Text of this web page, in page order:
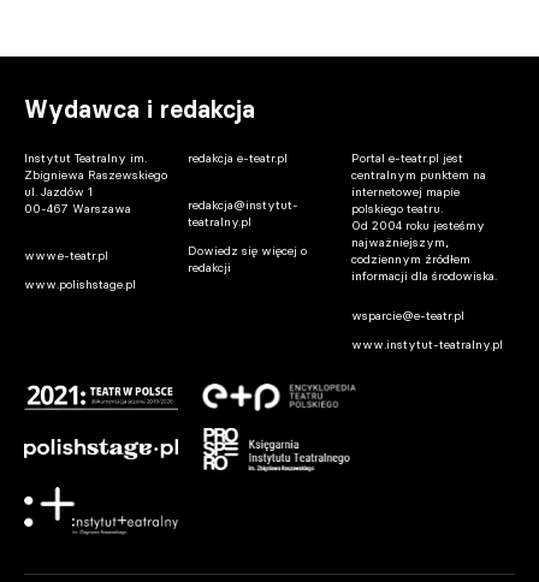
Warszawa. Premiera spektaklu „Osiecka”
w reż. Ewy Telegi w Teatrze Ateneum w
październiku
06.08.2026 12:00
Warszawa. Oświadczenie Joanny Zdrady
Wydawca i redakcja
Instytut Teatralny im.
Zbigniewa Raszewskiego
ul. Jazdów 1
00-467 Warszawa
www.e-teatr.pl
www.polishstage.pl
redakcja e-teatr.pl
redakcja@instytut-
teatralny.pl
Dowiedz się więcej o
redakcji
Portal e-teatr.pl jest
centralnym punktem na
internetowej mapie
polskiego teatru.
Od 2004 roku jesteśmy
najważniejszym,
codziennym źródłem
informacji dla środowiska.
wsparcie@e-teatr.pl
www.instytut-teatralny.pl